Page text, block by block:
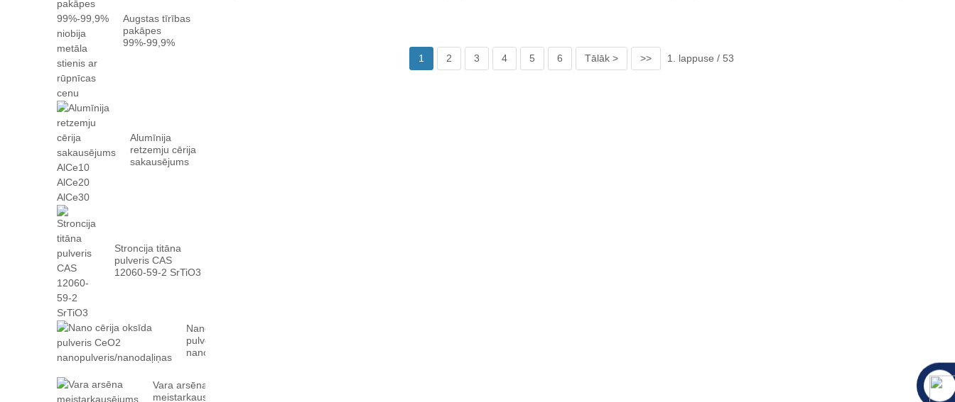
Augstas tīrības
pakāpes
99%-99,9%
Alumīnija
retzemju cērija
sakausējums
Stroncija titāna
pulveris CAS
12060-59-2 SrTiO3
Nano cērija oksīda
pulveris CeO2
nanopulveris/nanodaļiņas
Vara arsēna
meistarkausējums
1 2 3 4 5 6 Tālāk > >> 1. lappuse / 53